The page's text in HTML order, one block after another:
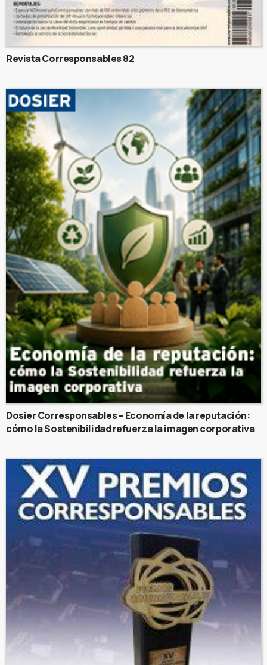
Revista Corresponsables 82
Dosier Corresponsables – Economía de la reputación:
cómo la Sostenibilidad refuerza la imagen corporativa